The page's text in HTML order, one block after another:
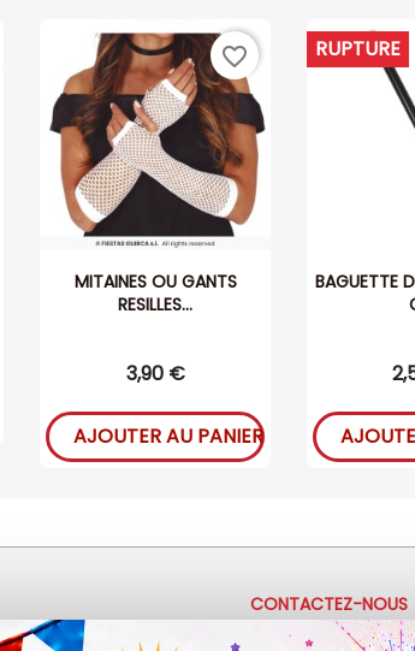
MITAINES OU GANTS
RESILLES...
3,90 €
AJOUTER AU PANIER
favorite_border
BAGUETTE
RUPTURE
CONTACTEZ-NOUS
+33 (0)4 50 40